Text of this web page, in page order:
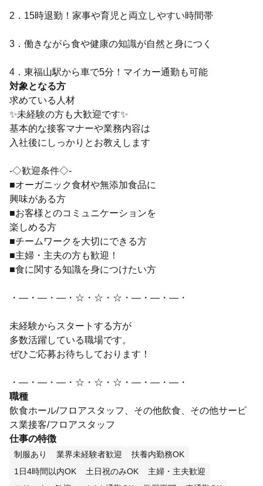
2．15時退勤！家事や育児と両立しやすい時間帯
3．働きながら食や健康の知識が自然と身につく
4．東福山駅から車で5分！マイカー通勤も可能
対象となる方
求めている人材
✨未経験の方も大歓迎です✨
基本的な接客マナーや業務内容は
入社後にしっかりとお教えします
-◇歓迎条件◇-
■オーガニック食材や無添加食品に
興味がある方
■お客様とのコミュニケーションを
楽しめる方
■チームワークを大切にできる方
■主婦・主夫の方も歓迎！
■食に関する知識を身につけたい方
・―・―・―・☆・☆・☆・―・―・―・
未経験からスタートする方が
多数活躍している職場です。
ぜひご応募お待ちしております！
・―・―・―・☆・☆・☆・―・―・―・
職種
飲食ホール/フロアスタッフ、その他飲食、その他サービ
ス業接客/フロアスタッフ
仕事の特徴
制服あり 業界未経験者歓迎
扶養内勤務OK
1日4時間以内OK
土日祝のみOK
主婦・主夫歓迎